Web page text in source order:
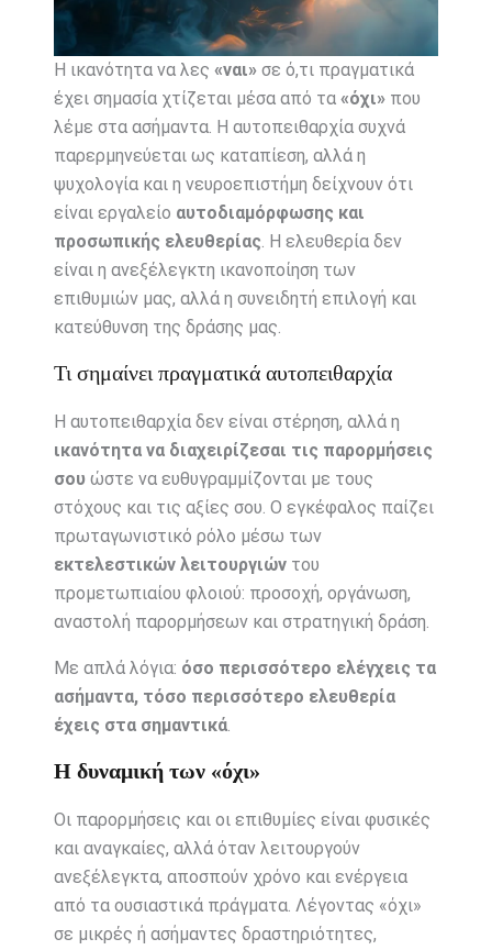
Η ικανότητα να λες «ναι»σε ό,τι πραγματικά
έχει σημασία χτίζεται μέσα από τα «όχι»που
λέμε στα ασήμαντα. Η αυτοπειθαρχία συχνά
παρερμηνεύεται ως καταπίεση, αλλά η
ψυχολογία και η νευροεπιστήμη δείχνουν ότι
είναι εργαλείο αυτοδιαμόρφωσης και
προσωπικής ελευθερίας. Η ελευθερία δεν
είναι η ανεξέλεγκτη ικανοποίηση των
επιθυμιών μας, αλλά η συνειδητή επιλογή και
κατεύθυνση της δράσης μας.
Τι σημαίνει πραγματικά αυτοπειθαρχία
Η αυτοπειθαρχία δεν είναι στέρηση, αλλά η
ικανότητα να διαχειρίζεσαι τις παρορμήσεις
σουώστε να ευθυγραμμίζονται με τους
στόχους και τις αξίες σου. Ο εγκέφαλος παίζει
πρωταγωνιστικό ρόλο μέσω των
εκτελεστικών λειτουργιώντου
προμετωπιαίου φλοιού: προσοχή, οργάνωση,
αναστολή παρορμήσεων και στρατηγική δράση.
Με απλά λόγια: όσο περισσότερο ελέγχεις τα
ασήμαντα, τόσο περισσότερο ελευθερία
έχεις στα σημαντικά.
Η δυναμική των «όχι»
Οι παρορμήσεις και οι επιθυμίες είναι φυσικές
και αναγκαίες, αλλά όταν λειτουργούν
ανεξέλεγκτα, αποσπούν χρόνο και ενέργεια
από τα ουσιαστικά πράγματα. Λέγοντας «όχι»
σε μικρές ή ασήμαντες δραστηριότητες,